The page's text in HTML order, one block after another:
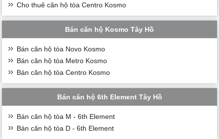
Cho thuê căn hộ tòa Centro Kosmo
Bán căn hộ Kosmo Tây Hồ
Bán căn hộ tòa Novo Kosmo
Bán căn hộ tòa Metro Kosmo
Bán căn hộ tòa Centro Kosmo
Bán căn hộ 6th Element Tây Hồ
Bán căn hộ tòa M - 6th Element
Bán căn hộ tòa D - 6th Element